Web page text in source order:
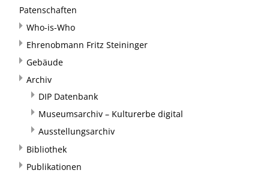
Patenschaften
Who-is-Who
Ehrenobmann Fritz Steininger
Gebäude
Archiv
DIP Datenbank
Museumsarchiv – Kulturerbe digital
Ausstellungsarchiv
Bibliothek
Publikationen